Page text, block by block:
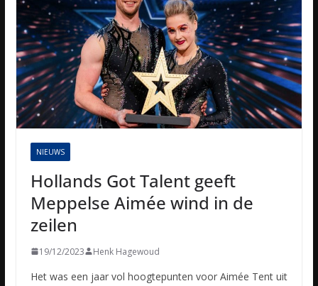
NIEUWS
Hollands Got Talent geeft
Meppelse Aimée wind in de
zeilen
19/12/2023 Henk Hagewoud
Het was een jaar vol hoogtepunten voor Aimée Tent uit